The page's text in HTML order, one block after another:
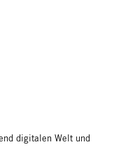
digitalen Welt und